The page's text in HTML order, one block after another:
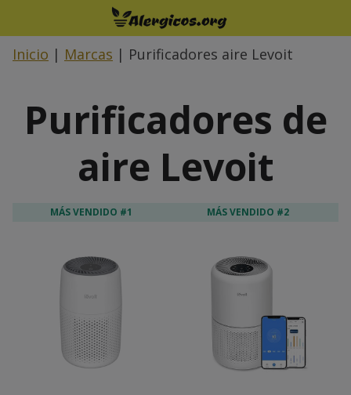
contenido
Inicio | Marcas | Purificadores aire Levoit
Purificadores de
aire Levoit
MÁS VENDIDO #1 MÁS VENDIDO #2